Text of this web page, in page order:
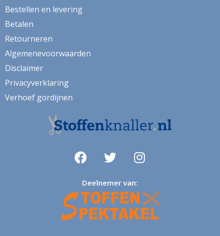
Bestellen en levering
Betalen
Retourneren
Algemenevoorwaarden
Disclaimer
Privacyverklaring
Verhoef gordijnen
Deelnemer van: